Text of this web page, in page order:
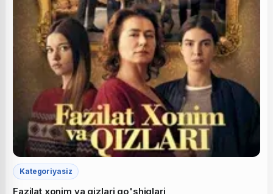
Kategoriyasiz
Fazilat xonim va qizlari qo'shiqlari